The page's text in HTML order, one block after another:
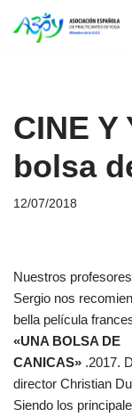
Saltar
CINE Y
bolsa
12/07/2018
Nuestros
Sergio nos
bella película
«UNA BOLSA DE
CANICAS» .2017.
director Christian
Siendo los